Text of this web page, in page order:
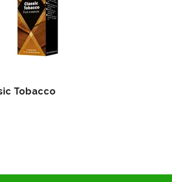
Tobacco